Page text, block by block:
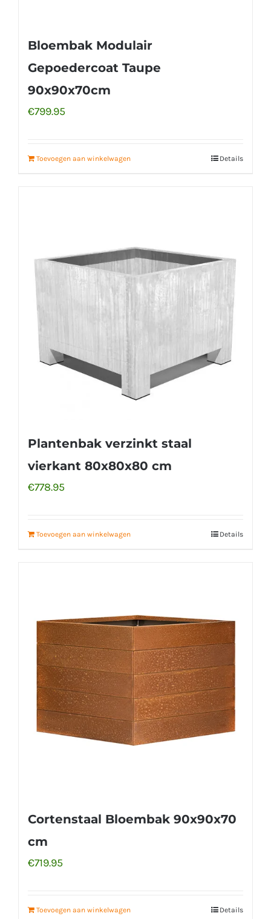
Bloembak Modulair
Gepoedercoat Taupe
90x90x70cm
€799.95
Toevoegen aan winkelwagen Details
Plantenbak verzinkt staal
vierkant 80x80x80 cm
€778.95
Toevoegen aan winkelwagen Details
Cortenstaal Bloembak 90x90x70
cm
€719.95
Toevoegen aan winkelwagen Details